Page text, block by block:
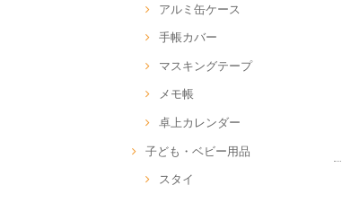
アルミ缶ケース
手帳カバー
マスキングテープ
メモ帳
卓上カレンダー
子ども・ベビー用品
スタイ